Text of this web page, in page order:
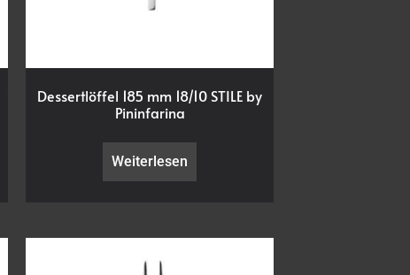
Dessertlöffel 185 mm 18/10 STILE by
Pininfarina
Weiterlesen